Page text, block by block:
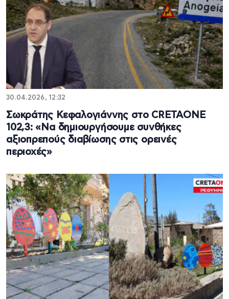
30.04.2026, 12:32
Σωκράτης Κεφαλογιάννης στο CRETAONE
102,3: «Να δημιουργήσουμε συνθήκες
αξιοπρεπούς διαβίωσης στις ορεινές
περιοχές»